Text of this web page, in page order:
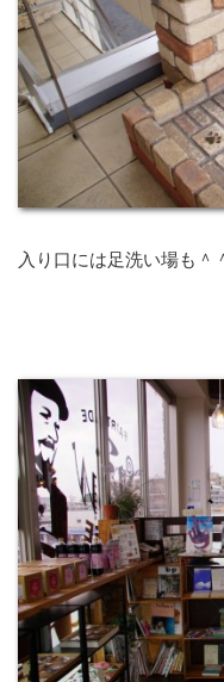
入り口には足洗い場も＾